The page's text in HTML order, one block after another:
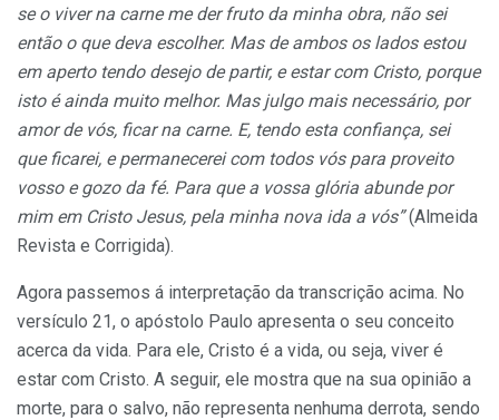
se o viver na carne me der fruto da minha obra, não sei
então o que deva escolher. Mas de ambos os lados estou
em aperto tendo desejo de partir, e estar com Cristo, porque
isto é ainda muito melhor. Mas julgo mais necessário, por
amor de vós, ficar na carne. E, tendo esta confiança, sei
que ficarei, e permanecerei com todos vós para proveito
vosso e gozo da fé. Para que a vossa glória abunde por
mim em Cristo Jesus, pela minha nova ida a vós”(Almeida
Revista e Corrigida).
Agora passemos á interpretação da transcrição acima. No
versículo 21, o apóstolo Paulo apresenta o seu conceito
acerca da vida. Para ele, Cristo é a vida, ou seja, viver é
estar com Cristo. A seguir, ele mostra que na sua opinião a
morte, para o salvo, não representa nenhuma derrota, sendo